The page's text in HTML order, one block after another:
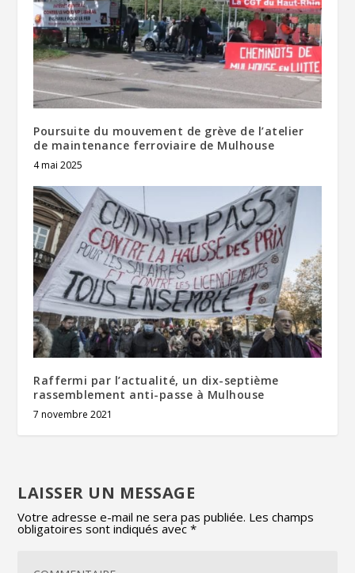
Poursuite du mouvement de grève de l’atelier
de maintenance ferroviaire de Mulhouse
4 mai 2025
Raffermi par l’actualité, un dix-septième
rassemblement anti-passe à Mulhouse
7 novembre 2021
LAISSER UN MESSAGE
Votre adresse e-mail ne sera pas publiée. Les champs
obligatoires sont indiqués avec*